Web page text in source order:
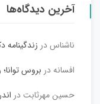
آخرین دیدگاه‌ها
ناشناسدر زندگینامه
افسانه در بروس
حسین مهرثابتدر